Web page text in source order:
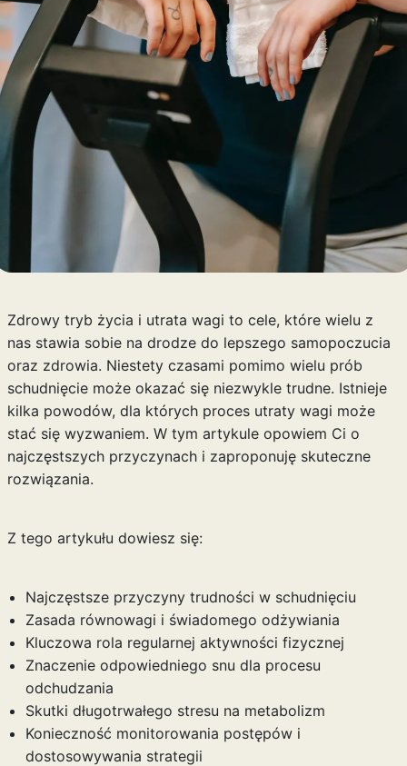
Zdrowy tryb życia i utrata wagi to cele, które wielu z
nas stawia sobie na drodze do lepszego samopoczucia
oraz zdrowia. Niestety czasami pomimo wielu prób
schudnięcie może okazać się niezwykle trudne. Istnieje
kilka powodów, dla których proces utraty wagi może
stać się wyzwaniem. W tym artykule opowiem Ci o
najczęstszych przyczynach i zaproponuję skuteczne
rozwiązania.
Z tego artykułu dowiesz się:
Najczęstsze przyczyny trudności w schudnięciu
Zasada równowagi i świadomego odżywiania
Kluczowa rola regularnej aktywności fizycznej
Znaczenie odpowiedniego snu dla procesu
odchudzania
Skutki długotrwałego stresu na metabolizm
Konieczność monitorowania postępów i
dostosowywania strategii